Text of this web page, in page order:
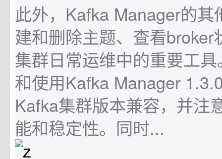
此外，Kafka Manager的其
建和删除主题、查看broker
集群日常运维中的重要工
和使用Kafka Manager
Kafka集群版本兼容，并注
能和稳定性。同时...